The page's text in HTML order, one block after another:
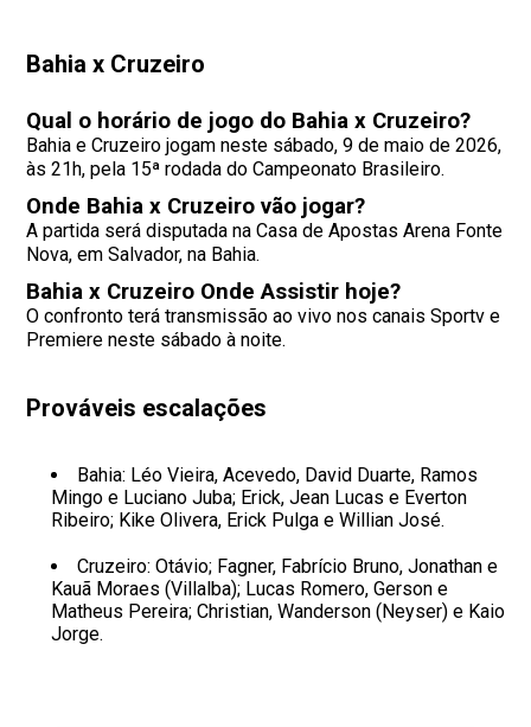
Bahia x Cruzeiro
Qual o horário de jogo do Bahia x Cruzeiro?
Bahia e Cruzeiro jogam neste sábado, 9 de maio de 2026,
às 21h, pela 15ª rodada do Campeonato Brasileiro.
Onde Bahia x Cruzeiro vão jogar?
A partida será disputada na Casa de Apostas Arena Fonte
Nova, em Salvador, na Bahia.
Bahia x Cruzeiro Onde Assistir hoje?
O confronto terá transmissão ao vivo nos canais Sportv e
Premiere neste sábado à noite.
Prováveis escalações
Bahia: Léo Vieira, Acevedo, David Duarte, Ramos
Mingo e Luciano Juba; Erick, Jean Lucas e Everton
Ribeiro; Kike Olivera, Erick Pulga e Willian José.
Cruzeiro: Otávio; Fagner, Fabrício Bruno, Jonathan e
Kauã Moraes (Villalba); Lucas Romero, Gerson e
Matheus Pereira; Christian, Wanderson (Neyser) e Kaio
Jorge.